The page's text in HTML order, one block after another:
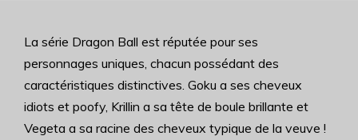
La série Dragon Ball est réputée pour ses
personnages uniques, chacun possédant des
caractéristiques distinctives. Goku a ses cheveux
idiots et poofy, Krillin a sa tête de boule brillante et
Vegeta a sa racine des cheveux typique de la veuve !